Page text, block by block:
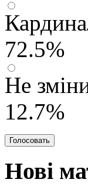
72.5%
Не
12.7%
Нові